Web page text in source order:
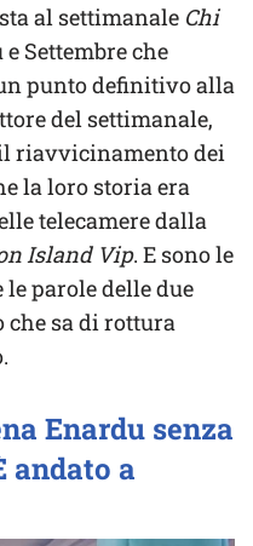
al settimanale Chi
Settembre che
punto definitivo alla
del settimanale,
riavvicinamento dei
la loro storia era
telecamere dalla
Island Vip. E sono le
parole delle due
che sa di rottura
Enardu senza
andato a